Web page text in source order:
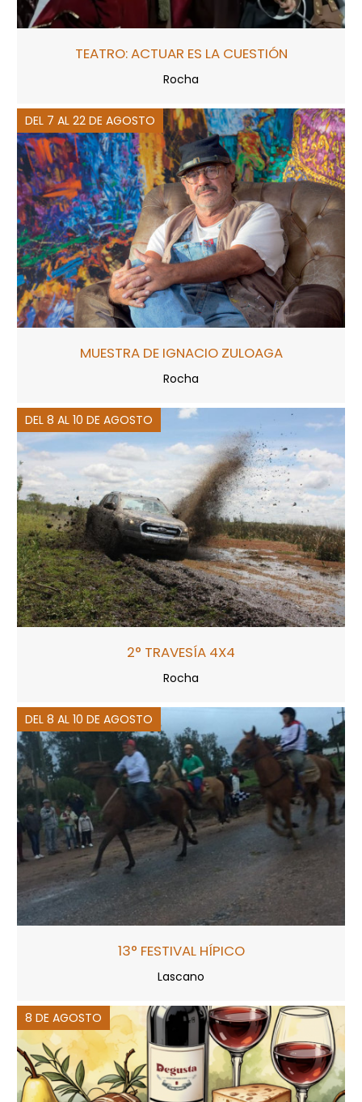
TEATRO: ACTUAR ES LA CUESTIÓN
Rocha
DEL 7 AL 22 DE AGOSTO
MUESTRA DE IGNACIO ZULOAGA
Rocha
DEL 8 AL 10 DE AGOSTO
2° TRAVESÍA 4X4
Rocha
DEL 8 AL 10 DE AGOSTO
13° FESTIVAL HÍPICO
Lascano
8 DE AGOSTO